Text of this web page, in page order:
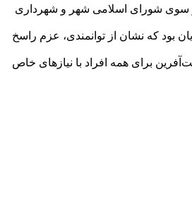
از سوی شورای اسلامی شهر و شهرداری
بود که نشان از توانمندی، عزم راسخ
برای همه افراد با نیازهای خاص